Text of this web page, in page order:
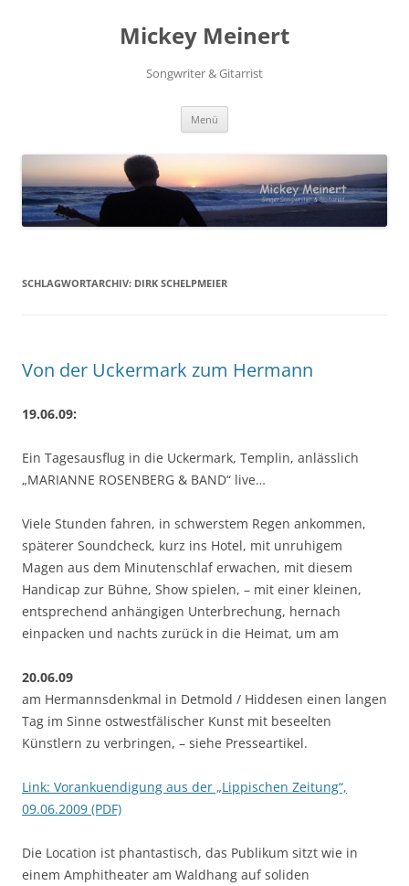
Mickey Meinert
Songwriter & Gitarrist
Menü
SCHLAGWORTARCHIV: DIRK SCHELPMEIER
Von der Uckermark zum Hermann
19.06.09:
Ein Tagesausflug in die Uckermark, Templin, anlässlich
„MARIANNE ROSENBERG & BAND“ live…
Viele Stunden fahren, in schwerstem Regen ankommen,
späterer Soundcheck, kurz ins Hotel, mit unruhigem
Magen aus dem Minutenschlaf erwachen, mit diesem
Handicap zur Bühne, Show spielen, – mit einer kleinen,
entsprechend anhängigen Unterbrechung, hernach
einpacken und nachts zurück in die Heimat, um am
20.06.09
am Hermannsdenkmal in Detmold / Hiddesen einen langen
Tag im Sinne ostwestfälischer Kunst mit beseelten
Künstlern zu verbringen, – siehe Presseartikel.
Link: Vorankuendigung aus der „Lippischen Zeitung“,
09.06.2009 (PDF)
Die Location ist phantastisch, das Publikum sitzt wie in
einem Amphitheater am Waldhang auf soliden